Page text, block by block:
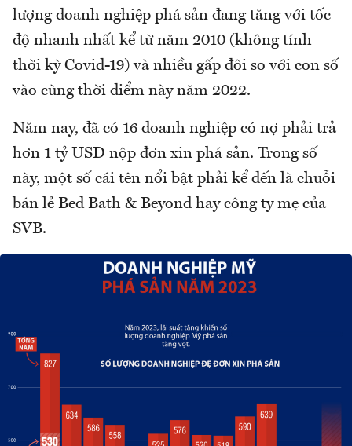
lượng doanh nghiệp phá sản đang tăng với tốc
độ nhanh nhất kể từ năm 2010 (không tính
thời kỳ Covid-19) và nhiều gấp đôi so với con số
vào cùng thời điểm này năm 2022.
Năm nay, đã có 16 doanh nghiệp có nợ phải trả
hơn 1 tỷ USD nộp đơn xin phá sản. Trong số
này, một số cái tên nổi bật phải kể đến là chuỗi
bán lẻ Bed Bath & Beyond hay công ty mẹ của
SVB.